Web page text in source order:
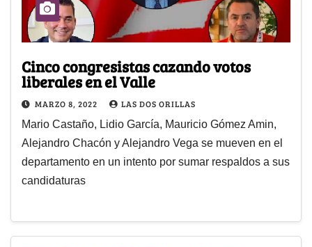
Cinco congresistas cazando votos
liberales en el Valle
MARZO 8, 2022 LAS DOS ORILLAS
Mario Castaño, Lidio García, Mauricio Gómez Amin,
Alejandro Chacón y Alejandro Vega se mueven en el
departamento en un intento por sumar respaldos a sus
candidaturas